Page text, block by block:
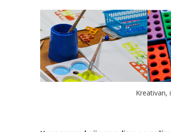
Kreativan,